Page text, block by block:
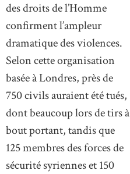
des droits de l’Homme
confirment l’ampleur
dramatique des violences.
Selon cette organisation
basée à Londres, près de
750 civils auraient été tués,
dont beaucoup lors de tirs à
bout portant, tandis que
125 membres des forces de
sécurité syriennes et 150